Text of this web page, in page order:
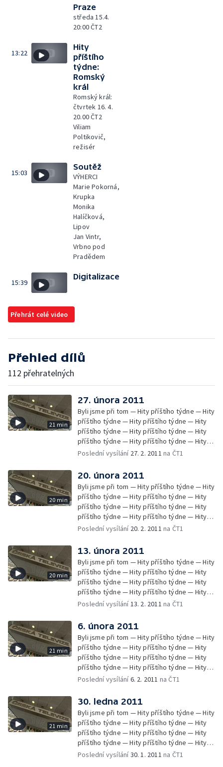
Praze
středa 15.4.
20:00 ČT2
13:22
Hity
příštího
týdne:
Romský
král
Romský král:
čtvrtek 16. 4.
20.00 ČT2
Viliam
Poltikovič,
režisér
15:03
Soutěž
VÝHERCI
Marie Pokorná,
Krupka
Monika
Halíčková,
Lipov
Jan Vintr,
Vrbno pod
Pradědem
15:39
Digitalizace
Přehrát celé video
Přehled dílů
112 přehratelných
21 min
27. února 2011
Byli jsme při tom — Hity příštího týdne — Hity
příštího týdne — Hity příštího týdne — Hity
příštího týdne — Hity příštího týdne — Hity
příštího týdne — Hity příštího týdne — Hity
příštího týdne — Hity příštího týdne
Poslední vysílání 27. 2. 2011 na ČT1
20 min
20. února 2011
Byli jsme při tom — Hity příštího týdne — Hity
příštího týdne — Hity příštího týdne — Hity
příštího týdne — Hity příštího týdne — Hity
příštího týdne — Hity příštího týdne — Hity
příštího týdne — Hity příštího týdne — Hity
Poslední vysílání 20. 2. 2011 na ČT1
20 min
13. února 2011
Byli jsme při tom — Hity příštího týdne — Hity
příštího týdne — Hity příštího týdne — Hity
příštího týdne — Hity příštího týdne — Hity
příštího týdne — Hity příštího týdne — Hity
příštího týdne — Hity příštího týdne — Hity
příštího týdne — Zprávy Čétéčka
Poslední vysílání 13. 2. 2011 na ČT1
21 min
6. února 2011
Byli jsme při tom — Hity příštího týdne — Hity
příštího týdne — Hity příštího týdne — Hity
příštího týdne — Hity příštího týdne — Hity
příštího týdne — Hity příštího týdne — Hity
příštího týdne — Hity příštího týdne — Hity
Zprávy Čétéčka
Poslední vysílání6. 2. 2011 na ČT1
21 min
30. ledna 2011
Byli jsme při tom — Hity příštího týdne — Hity
příštího týdne — Hity příštího týdne — Hity
příštího týdne — Hity příštího týdne — Hity
příštího týdne — Hity příštího týdne — Hity
příštího týdne — Hity příštího týdne — Hity
Poslední vysílání30. 1. 2011 na ČT1